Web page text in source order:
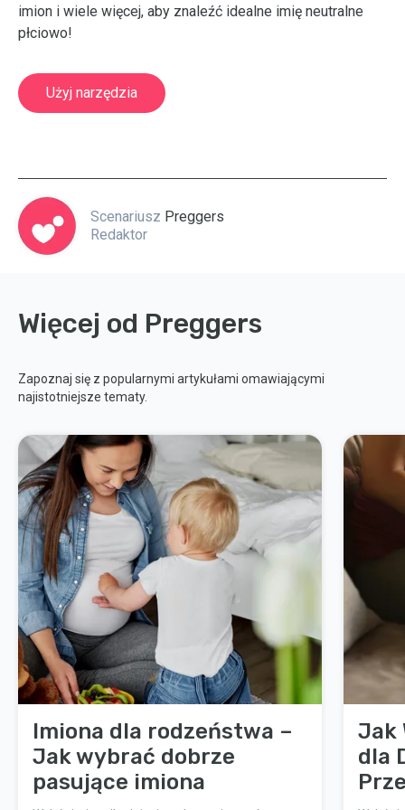
imion i wiele więcej, aby znaleźć idealne imię neutralne
płciowo!
Użyj narzędzia
Scenariusz Preggers
Redaktor
Więcej od Preggers
Zapoznaj się z popularnymi artykułami omawiającymi
najistotniejsze tematy.
Imiona dla rodzeństwa –
Jak wybrać dobrze
pasujące imiona
Jak
dla